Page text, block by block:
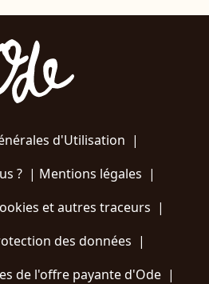
d'Utilisation |
?| Mentions légales |
et autres traceurs |
des données |
de l'offre payante d'Ode |